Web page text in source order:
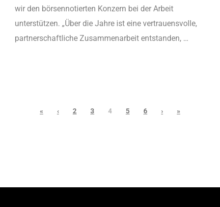
wir den börsennotierten Konzern bei der Arbeit
unterstützen. „Über die Jahre ist eine vertrauensvolle,
partnerschaftliche Zusammenarbeit entstanden, …
« ‹ 2 3 4 5 6 › »